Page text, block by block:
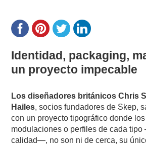
Identidad, packaging,
un proyecto impecable
Los diseñadores británicos Chris
Hailes, socios fundadores de Skep,
con un proyecto tipográfico donde
modulaciones o perfiles de cada
calidad—, no son ni de cerca, su